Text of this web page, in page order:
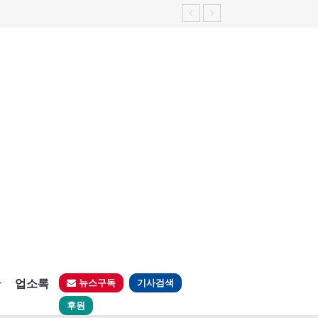
업소록 뉴스구독 기사검색
후원